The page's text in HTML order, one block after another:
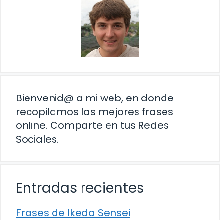
Bienvenid@ a mi web, en donde
recopilamos las mejores frases
online. Comparte en tus Redes
Sociales.
Entradas recientes
Frases de Ikeda Sensei